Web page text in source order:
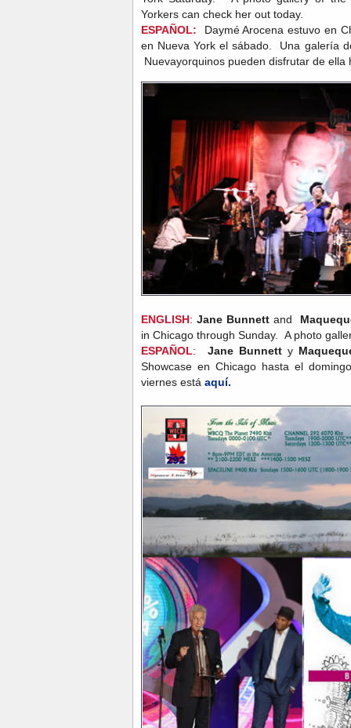
Yorkers can check her out today.
ESPAÑOL: Daymé Arocena estuvo en
en Nueva York el sábado. Una galería
Nuevayorquinos pueden disfrutar de ella
ENGLISH: Jane Bunnett and
in Chicago through Sunday. A photo
ESPAÑOL: Jane Bunnetty
Showcase en Chicago hasta el
viernes está aquí.